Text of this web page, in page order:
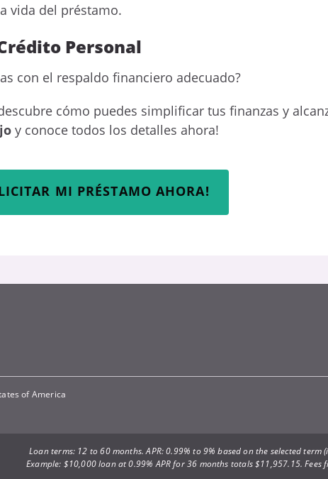
vida del préstamo.
Personal
con el respaldo financiero adecuado?
cómo puedes simplificar tus finanzas y
y conoce todos los detalles ahora!
MI PRÉSTAMO AHORA!
of America
Loan terms: 12 to 60 months. APR: 0.99% to 9% based on the selected term
Example: $10,000 loan at 0.99% APR for 36 months totals $11,957.15. Fees